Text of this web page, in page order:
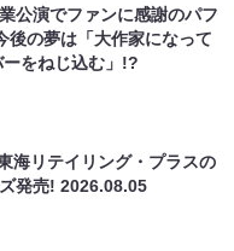
公演でファンに感謝のパフ
後の夢は「大作家になって
をねじ込む」!?
海リテイリング・プラスの
ズ発売!2026.08.05